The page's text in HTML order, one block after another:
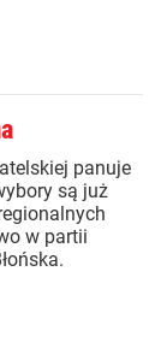
panuje
są już
w partii